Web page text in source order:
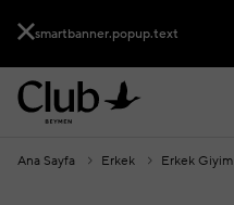
smartbanner.popup.text
Ana Sayfa Erkek Erkek Giyim